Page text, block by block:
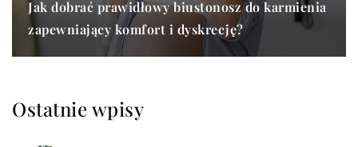
Jak dobrać prawidłowy biustonosz do karmienia
zapewniający komfort i dyskrecję?
Ostatnie wpisy